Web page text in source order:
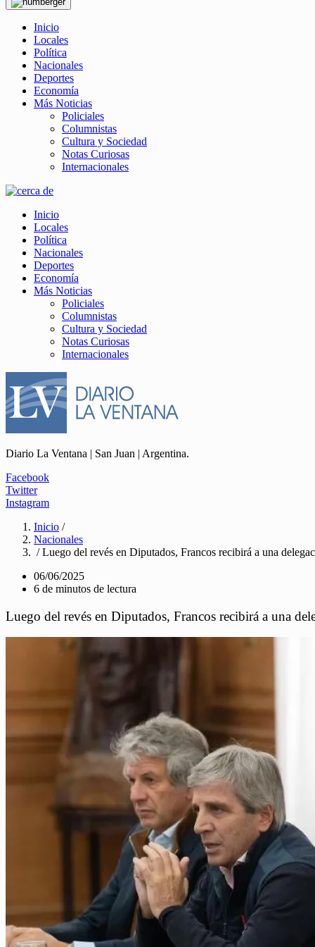
Inicio
Locales
Política
Nacionales
Deportes
Economía
Más Noticias
Policiales
Columnistas
Cultura y Sociedad
Notas Curiosas
Internacionales
Inicio
Locales
Política
Nacionales
Deportes
Economía
Más Noticias
Policiales
Columnistas
Cultura y Sociedad
Notas Curiosas
Internacionales
Diario La Ventana | San Juan | Argentina.
Facebook
Twitter
Instagram
Inicio /
Nacionales
/ Luego del revés en Diputados, Francos recibirá a una
06/06/2025
6 de minutos de lectura
Luego del revés en Diputados, Francos recibirá a una